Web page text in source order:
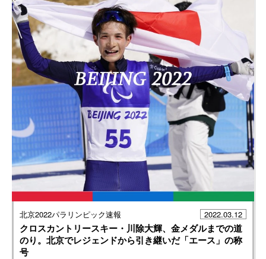
北京2022パラリンピック速報 2022.03.12
クロスカントリースキー・川除大輝、金メダルまでの道
のり。北京でレジェンドから引き継いだ「エース」の称
号